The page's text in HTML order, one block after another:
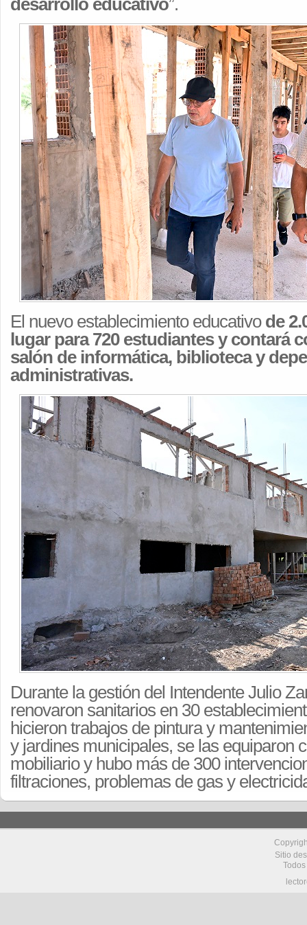
desarrollo educativo”.
El nuevo establecimiento educativo de
lugar para 720 estudiantes y contará
salón de informática, biblioteca y
administrativas.
Durante la gestión del Intendente Julio
renovaron sanitarios en 30
hicieron trabajos de pintura y
y jardines municipales, se las equiparon
mobiliario y hubo más de 300
filtraciones, problemas de gas y
Sitio